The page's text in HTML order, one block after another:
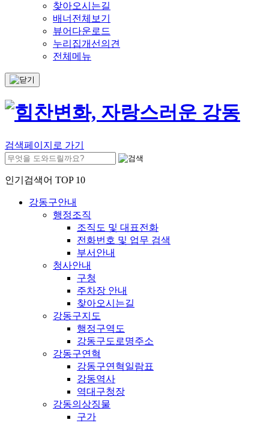
찾아오시는길
배너전체보기
뷰어다운로드
누리집개선의견
전체메뉴
검색페이지로 가기
인기검색어 TOP 10
강동구안내
행정조직
조직도 및 대표전화
전화번호 및 업무 검색
부서안내
청사안내
구청
주차장 안내
찾아오시는길
강동구지도
행정구역도
강동구도로명주소
강동구연혁
강동구연혁일람표
강동역사
역대구청장
강동의상징물
구가